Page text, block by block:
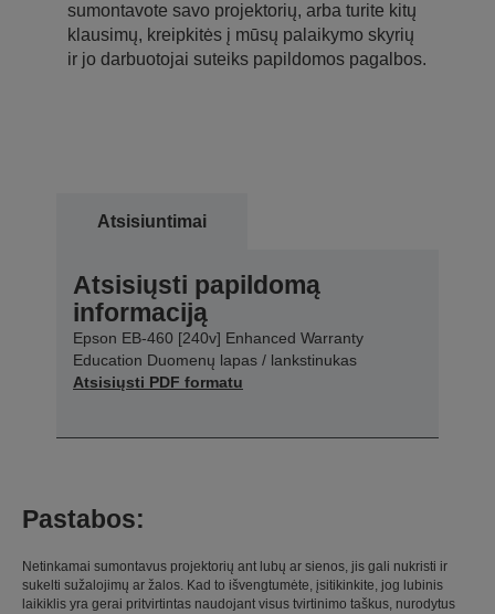
sumontavote savo projektorių, arba turite kitų
klausimų, kreipkitės į mūsų palaikymo skyrių
ir jo darbuotojai suteiks papildomos pagalbos.
Atsisiuntimai
Atsisiųsti papildomą
informaciją
Epson EB-460 [240v] Enhanced Warranty
Education Duomenų lapas / lankstinukas
Atsisiųsti PDF formatu
Pastabos:
Netinkamai sumontavus projektorių ant lubų ar sienos, jis gali nukristi ir
sukelti sužalojimų ar žalos. Kad to išvengtumėte, įsitikinkite, jog lubinis
laikiklis yra gerai pritvirtintas naudojant visus tvirtinimo taškus, nurodytus